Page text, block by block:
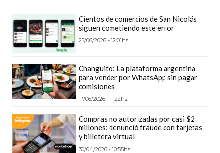
PEDIDOS
DE
POR
WHATSAPP:
LA
DEFINITIVA
PARA
RESTAURANTES
Cientos de comercios de San Nicolás
siguen cometiendo este error
26/06/2026 - 12:01hs.
Changuito: La plataforma argentina
para vender por WhatsApp sin pagar
comisiones
17/06/2026 - 11:22hs.
Compras no autorizadas por casi $2
millones: denunció fraude con tarjetas
y billetera virtual
30/04/2026 - 10:55hs.